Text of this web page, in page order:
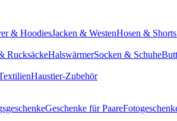
& HoodiesJacken & WestenHosen & Shorts
RucksäckeHalswärmerSocken & Schuhe
Haustier-Zubehör
Geschenke für Paare